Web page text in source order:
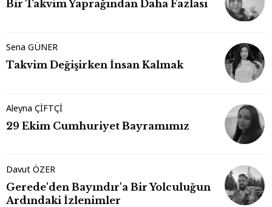
Bir Takvim Yaprağından Daha Fazlası
Sena GÜNER
Takvim Değişirken İnsan Kalmak
Aleyna ÇİFTÇİ
29 Ekim Cumhuriyet Bayramımız
Davut ÖZER
Gerede'den Bayındır'a Bir Yolculuğun
Ardındaki İzlenimler